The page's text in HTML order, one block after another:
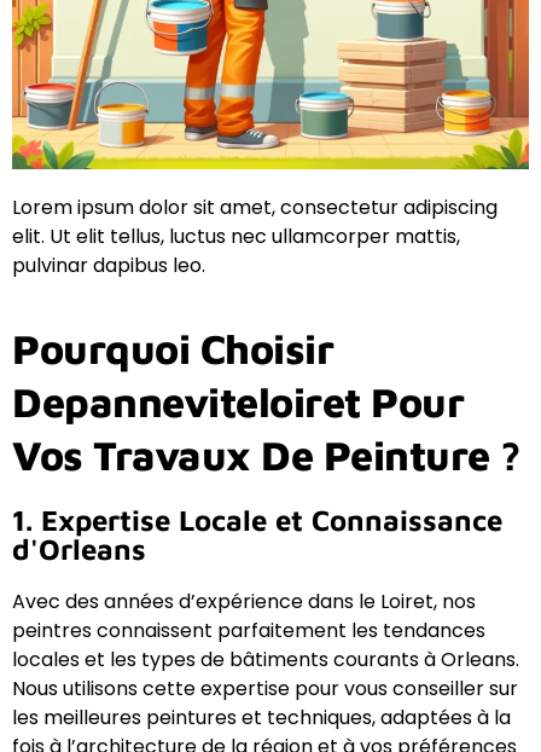
Lorem ipsum dolor sit amet, consectetur adipiscing
elit. Ut elit tellus, luctus nec ullamcorper mattis,
pulvinar dapibus leo.
Pourquoi Choisir
Depanneviteloiret Pour
Vos Travaux De Peinture ?
1. Expertise Locale et Connaissance
d'Orleans
Avec des années d’expérience dans le Loiret, nos
peintres connaissent parfaitement les tendances
locales et les types de bâtiments courants à Orleans.
Nous utilisons cette expertise pour vous conseiller sur
les meilleures peintures et techniques, adaptées à la